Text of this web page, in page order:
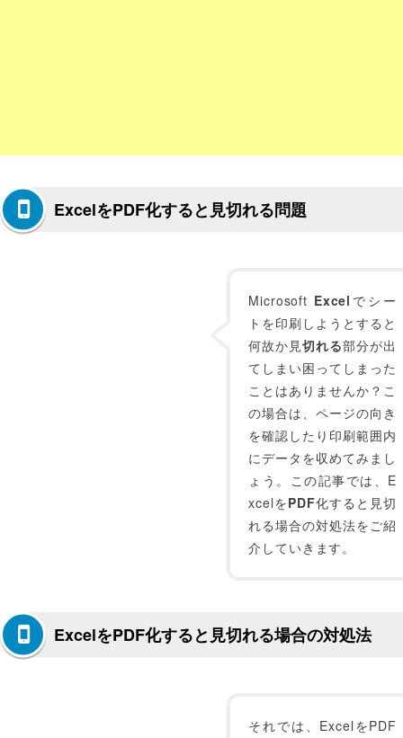
ExcelをPDF化すると見切れる問題
Microsoft Excel でシー
トを印刷しようとすると
何故か見切れる部分が出
てしまい困ってしまった
ことはありませんか？こ
の場合は、ページの向き
を確認したり印刷範囲内
にデータを収めてみまし
ょう。この記事では、E
xcelをPDF化すると見切
れる場合の対処法をご紹
介していきます。
ExcelをPDF化すると見切れる場合の対処法
それでは、ExcelをPDF